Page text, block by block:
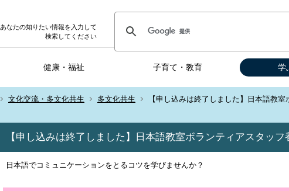
あなたの知りたい情報を入力して
検索してください
健康・福祉 子育て・教育 学
文化交流・多文化共生 多文化共生 【申し込みは終了しました】日本語教
【申し込みは終了しました】日本語教室ボランティアスタッフ
日本語でコミュニケーションをとるコツを学びませんか？